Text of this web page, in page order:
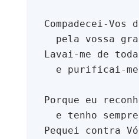
Compadecei-
pela vossa
Lavai-me de
e purificai-
Porque eu
e tenho
Pequei contra
P
R
A
C
I
O
N
A
L